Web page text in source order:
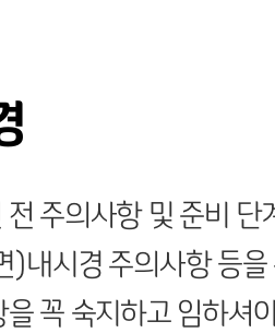
주의사항 및 준비
)내시경 주의사항 등
꼭 숙지하고 임하셔